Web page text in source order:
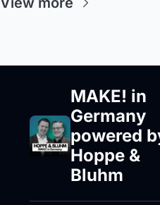
MAKE! in
Germany
powered
Hoppe &
Bluhm